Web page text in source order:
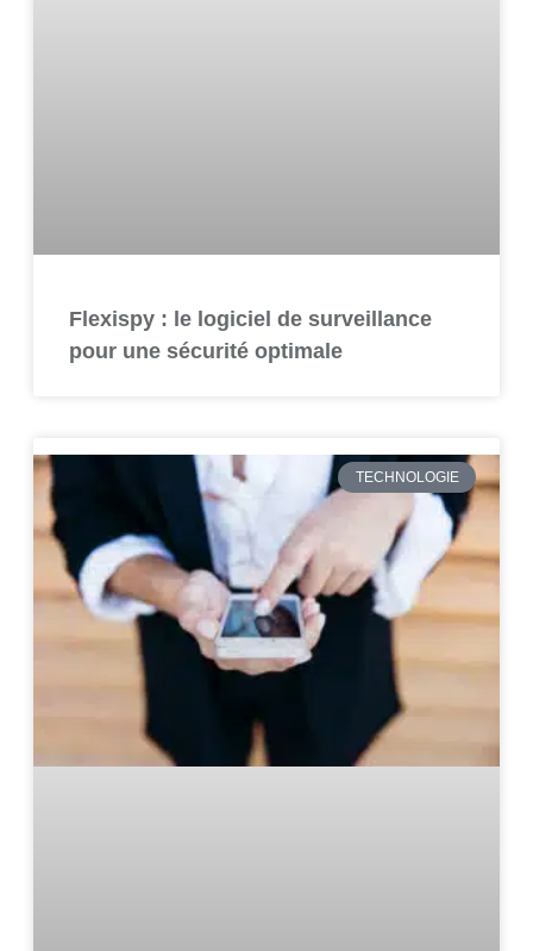
Flexispy : le logiciel de surveillance
pour une sécurité optimale
TECHNOLOGIE